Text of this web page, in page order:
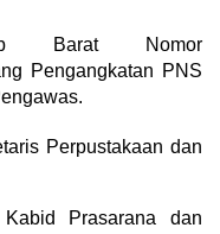
Barat Nomor
Pengangkatan PNS
Perpustakaan dan
Prasarana dan